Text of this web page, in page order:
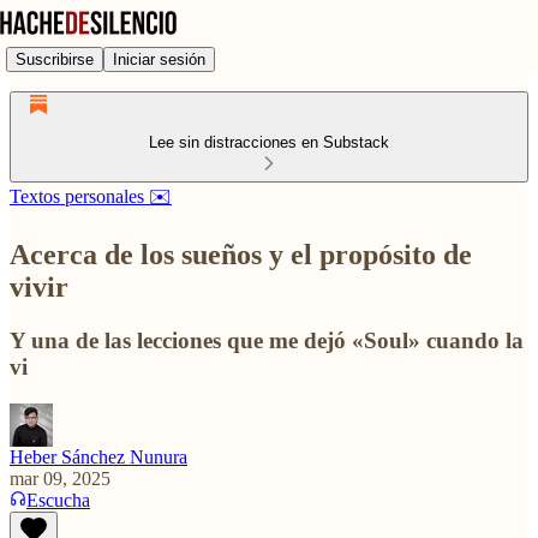
Suscribirse Iniciar sesión
Lee sin distracciones en Substack
Textos personales ✉️
Acerca de los sueños y el propósito de
vivir
Y una de las lecciones que me dejó «Soul» cuando la
vi
Heber Sánchez Nunura
mar 09, 2025
Escucha